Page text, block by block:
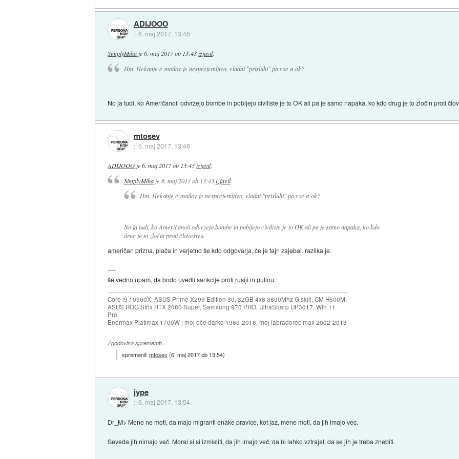
ADIJOOO
::6. maj 2017, 13:45
SimplyMiha je6. maj 2017 ob 13:43 izjavil:
Hm. Hekanje e-mailov je nesprejemljivo, vladni "prisluhi" pa vse a-ok?
No ja tudi, ko Američanoii odvržejo bombe in pobijejo civiliste je to OK ali pa je samo napaka, ko kdo drug je to zločin proti
mtosev
::6. maj 2017, 13:46
ADIJOOO je6. maj 2017 ob 13:45 izjavil:
SimplyMihaje 6. maj 2017 ob 13:43 izjavil:
Hm. Hekanje e-mailov je nesprejemljivo, vladni "prisluhi" pa vse a-ok?
No ja tudi, ko Američanoii odvržejo bombe in pobijejo civiliste je to OK ali pa je samo napaka, ko kdo
drug je to zločin proti človeštvu.
američan prizna, plača in verjetno še kdo odgovarja, če je fajn zajebal. razlika je.
----
še vedno upam, da bodo uvedli sankcije proti rusiji in putinu.
Core i9 10900X, ASUS Prime X299 Edition 30, 32GB 4x8 3600Mhz G.skill, CM H500M,
ASUS ROG Strix RTX 2080 Super, Samsung 970 PRO, UltraSharp UP3017, Win 11
Pro,
Enermax Platimax 1700W | moj oče darko 1960-2016, moj labradorec max 2002-2013
Zgodovina sprememb…
spremenil:mtosev(6. maj 2017 ob 13:54)
jype
::6. maj 2017, 13:54
Dr_M> Mene ne moti, da majo migranti enake pravice, kot jaz, mene moti, da jih imajo vec.
Seveda jih nimajo več. Moral si si izmisliti, da jih imajo več, da bi lahko vztrajal, da se jih je treba znebiti.